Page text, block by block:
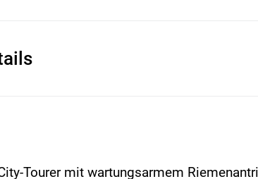
Tourer mit wartungsarmem